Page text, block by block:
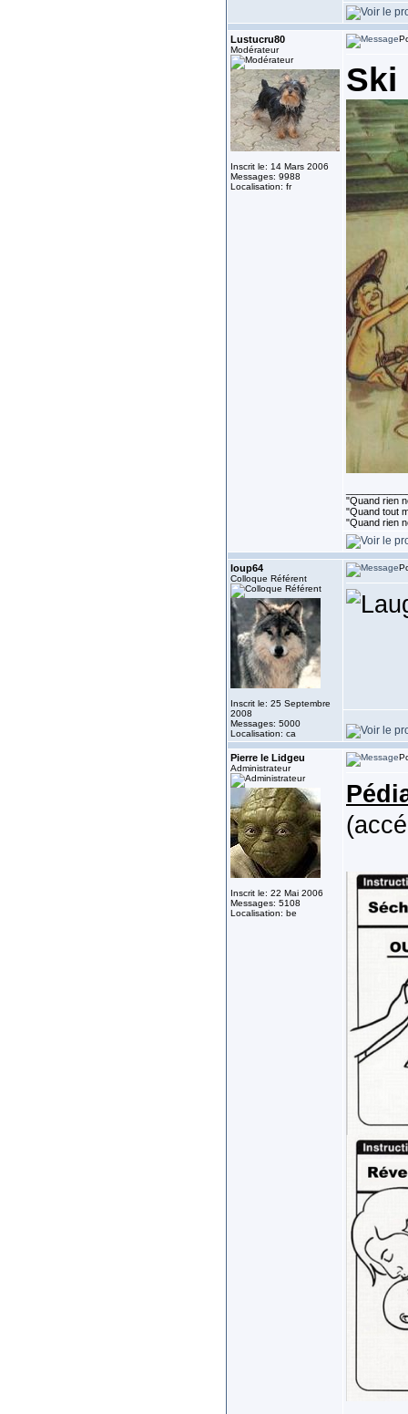
Lustucru80
Modérateur
Inscrit le: 14 Mars 2006
Messages: 9988
Localisation: fr
Ski
"Quand rien
"Quand tout
"Quand rien
loup64
Colloque Référent
Inscrit le: 25 Septembre
2008
Messages: 5000
Localisation: ca
Pierre le Lidgeu
Administrateur
Inscrit le: 22 Mai 2006
Messages: 5108
Localisation: be